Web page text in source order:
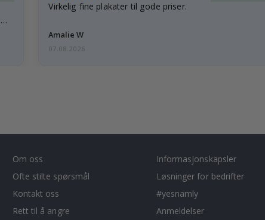
Virkelig fine plakater til gode priser.
Amalie W
07.08.2026
Om oss
Ofte stilte spørsmål
Kontakt oss
Rett til å angre
Informasjonskapsler
Løsninger for bedrifter
#yesnamly
Anmeldelser